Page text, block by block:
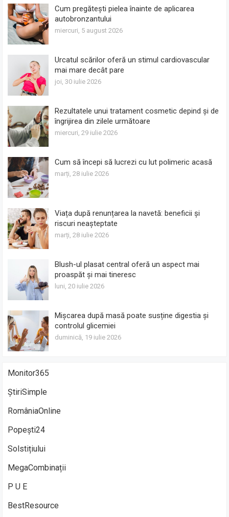
Cum pregătești pielea înainte de aplicarea
autobronzantului
miercuri, 5 august 2026
Urcatul scărilor oferă un stimul cardiovascular
mai mare decât pare
joi, 30 iulie 2026
Rezultatele unui tratament cosmetic depind și de
îngrijirea din zilele următoare
miercuri, 29 iulie 2026
Cum să începi să lucrezi cu lut polimeric acasă
marți, 28 iulie 2026
Viața după renunțarea la navetă: beneficii și
riscuri neașteptate
marți, 28 iulie 2026
Blush-ul plasat central oferă un aspect mai
proaspăt și mai tineresc
luni, 20 iulie 2026
Mișcarea după masă poate susține digestia și
controlul glicemiei
duminică, 19 iulie 2026
Monitor365
ȘtiriSimple
RomâniaOnline
Popești24
Solstițiului
MegaCombinații
P U E
BestResource